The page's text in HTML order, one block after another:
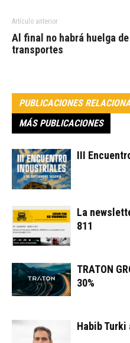
Artículo anterior
Al final no habrá huelga de
transportes
PUBLICACIONES
MÁS PUBLICACIONES
III
La
811
TRATON
30%
Habib Turki